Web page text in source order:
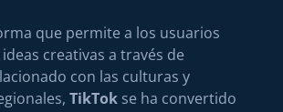
que permite a los usuarios
creativas a través de
con las culturas y
TikTok se ha convertido